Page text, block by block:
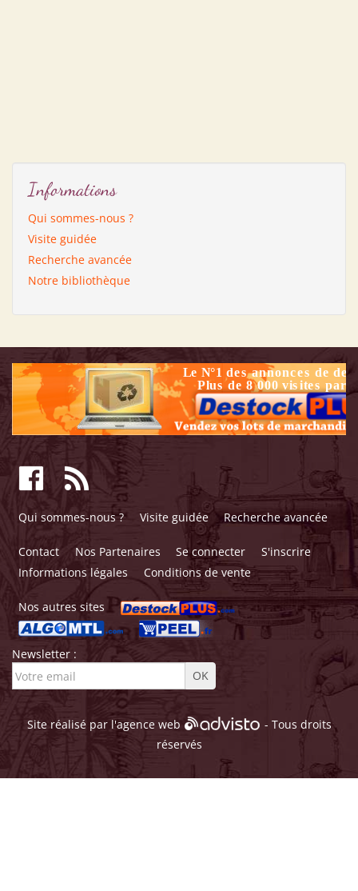
Informations
Qui sommes-nous ?
Visite guidée
Recherche avancée
Notre bibliothèque
Qui sommes-nous ? Visite guidée Recherche avancée
Contact Nos Partenaires Se connecter
S'inscrire
Informations légales
Conditions de vente
Nos autres sites
Newsletter :
Site réalisé par l'agence web
- Tous droits
réservés